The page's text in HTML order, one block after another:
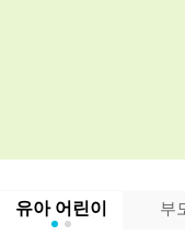
유아 어린이 부